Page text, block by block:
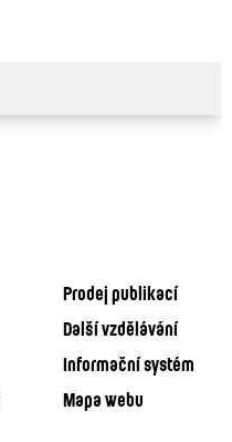
Prodej publikací
Další vzdělávání
Informační systém
Mapa webu